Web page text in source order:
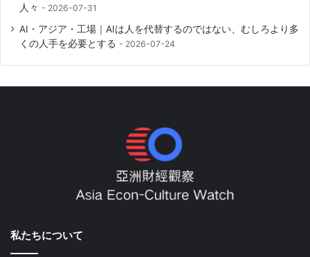
人々
2026-07-31
AI・アジア・工場｜AIは人を代替するのではない、むしろより多
くの人手を必要とする
2026-07-24
私たちについて